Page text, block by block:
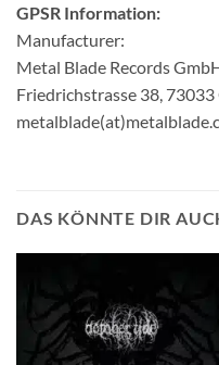
GPSR Information:
Manufacturer:
Metal Blade Records
Friedrichstrasse 38,
DAS KÖNNTE DIR